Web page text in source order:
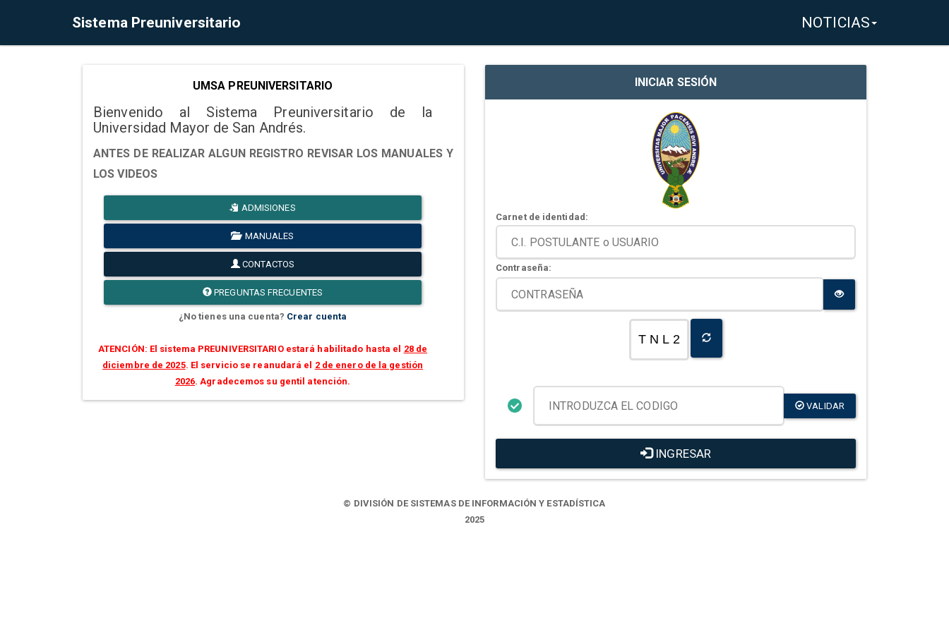
Sistema Preuniversitario NOTICIAS
UMSA PREUNIVERSITARIO
Bienvenido al Sistema Preuniversitario de la
Universidad Mayor de San Andrés.
ANTES DE REALIZAR ALGUN REGISTRO REVISAR LOS MANUALES Y
LOS VIDEOS
ADMISIONES
MANUALES
CONTACTOS
PREGUNTAS FRECUENTES
¿No tienes una cuenta? Crear cuenta
ATENCIÓN: El sistema PREUNIVERSITARIO estará habilitado hasta el 28 de
diciembre de 2025. El servicio se reanudará el 2 de enero de la gestión
2026. Agradecemos su gentil atención.
INICIAR SESIÓN
Carnet de identidad:
Contraseña:
T N L 2
VALIDAR
INGRESAR
© DIVISIÓN DE SISTEMAS DE INFORMACIÓN Y ESTADÍSTICA
2025